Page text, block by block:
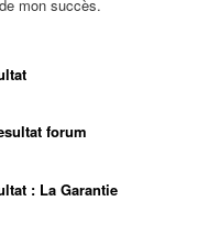
mon succès.
forum
: La Garantie